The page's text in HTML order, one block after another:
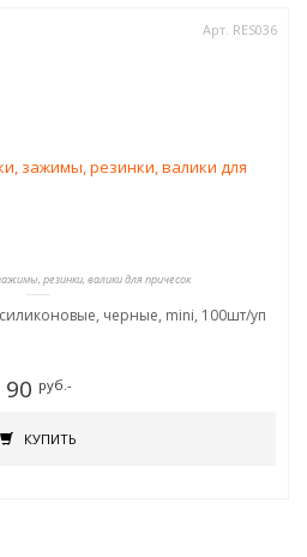
Арт. RES036
резинки, валики для причесок
черные, mini, 100шт/уп
90 руб.-
КУПИТЬ